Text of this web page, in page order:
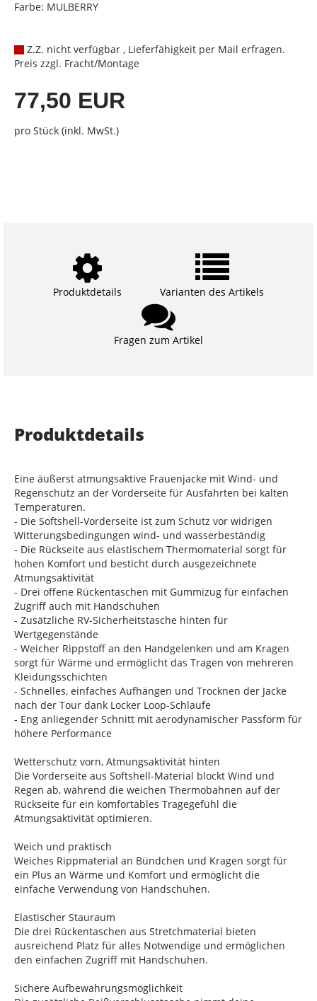
Farbe: MULBERRY
Z.Z. nicht verfügbar , Lieferfähigkeit per Mail erfragen.
Preis zzgl. Fracht/Montage
77,50 EUR
pro Stück (inkl. MwSt.)
Produktdetails Varianten des Artikels
Fragen zum Artikel
Produktdetails
Eine äußerst atmungsaktive Frauenjacke mit Wind- und
Regenschutz an der Vorderseite für Ausfahrten bei kalten
Temperaturen.
- Die Softshell-Vorderseite ist zum Schutz vor widrigen
Witterungsbedingungen wind- und wasserbeständig
- Die Rückseite aus elastischem Thermomaterial sorgt für
hohen Komfort und besticht durch ausgezeichnete
Atmungsaktivität
- Drei offene Rückentaschen mit Gummizug für einfachen
Zugriff auch mit Handschuhen
- Zusätzliche RV-Sicherheitstasche hinten für
Wertgegenstände
- Weicher Rippstoff an den Handgelenken und am Kragen
sorgt für Wärme und ermöglicht das Tragen von mehreren
Kleidungsschichten
- Schnelles, einfaches Aufhängen und Trocknen der Jacke
nach der Tour dank Locker Loop-Schlaufe
- Eng anliegender Schnitt mit aerodynamischer Passform für
höhere Performance
Wetterschutz vorn, Atmungsaktivität hinten
Die Vorderseite aus Softshell-Material blockt Wind und
Regen ab, während die weichen Thermobahnen auf der
Rückseite für ein komfortables Tragegefühl die
Atmungsaktivität optimieren.
Weich und praktisch
Weiches Rippmaterial an Bündchen und Kragen sorgt für
ein Plus an Wärme und Komfort und ermöglicht die
einfache Verwendung von Handschuhen.
Elastischer Stauraum
Die drei Rückentaschen aus Stretchmaterial bieten
ausreichend Platz für alles Notwendige und ermöglichen
den einfachen Zugriff mit Handschuhen.
Sichere Aufbewahrungsmöglichkeit